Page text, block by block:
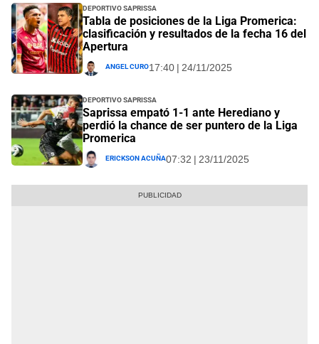
Deportivo Saprissa
Tabla de posiciones de la Liga Promerica:
clasificación y resultados de la fecha 16 del
Apertura
Angel Curo17:40 | 24/11/2025
Deportivo Saprissa
Saprissa empató 1-1 ante Herediano y
perdió la chance de ser puntero de la Liga
Promerica
Erickson Acuña07:32 | 23/11/2025